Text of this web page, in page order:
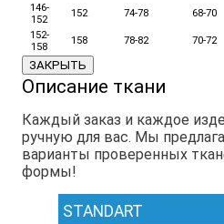
146-
152
152 74-78 68-70
152-
158
158 78-82 70-72
ЗАКРЫТЬ
Описание ткани
Каждый заказ и каждое
ручную для вас. Мы
варианты проверенных
формы!
STANDART